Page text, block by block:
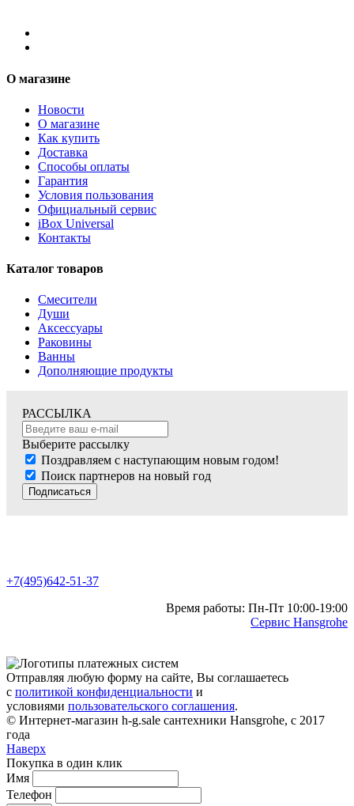
О магазине
Новости
О магазине
Как купить
Доставка
Способы оплаты
Гарантия
Условия пользования
Официальный сервис
iBox Universal
Контакты
Каталог товаров
Смесители
Души
Аксессуары
Раковины
Ванны
Дополняющие продукты
РАССЫЛКА
Выберите рассылку
Поздравляем с наступающим новым годом!
Поиск партнеров на новый год
Подписаться
+7(495)642-51-37
Время работы: Пн-Пт 10:00-19:00
Сервис Hansgrohe
Отправляя любую форму на сайте, Вы соглашаетесь
с политикой конфиденциальности и
условиями пользовательского соглашения.
© Интернет-магазин h-g.sale сантехники Hansgrohe, с 2017
года
Наверх
Покупка в один клик
Имя
Телефон